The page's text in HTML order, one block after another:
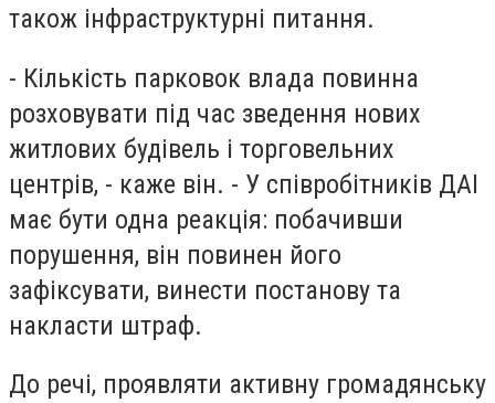
також інфраструктурні питання.
- Кількість парковок влада повинна
розховувати під час зведення нових
житлових будівель і торговельних
центрів, - каже він. - У співробітників ДАІ
має бути одна реакція: побачивши
порушення, він повинен його
зафіксувати, винести постанову та
накласти штраф.
До речі, проявляти активну громадянську